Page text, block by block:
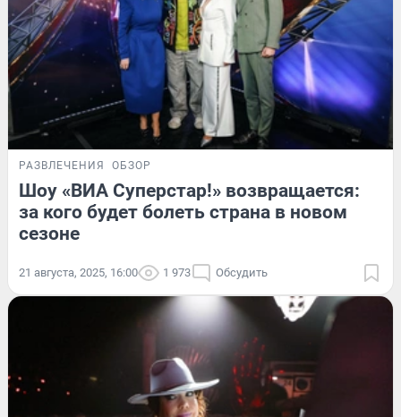
РАЗВЛЕЧЕНИЯ ОБЗОР
Шоу «ВИА Суперстар!» возвращается:
за кого будет болеть страна в новом
сезоне
21 августа, 2025, 16:00 1 973 Обсудить